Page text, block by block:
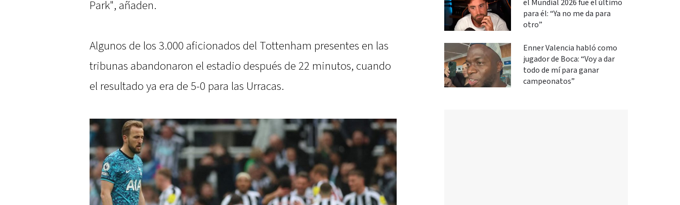
Park", añaden.
Algunos de los 3.000 aficionados del Tottenham presentes en las
tribunas abandonaron el estadio después de 22 minutos, cuando
el resultado ya era de 5-0 para las Urracas.
el Mundial 2026 fue el último
para él: “Ya no me da para
otro”
Enner Valencia habló como
jugador de Boca: “Voy a dar
todo de mí para ganar
campeonatos”